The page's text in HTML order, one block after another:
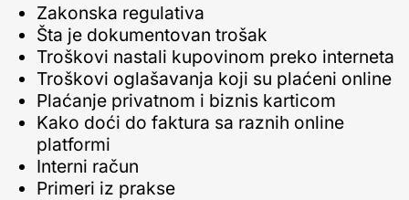
Zakonska regulativa
Šta je dokumentovan trošak
Troškovi nastali kupovinom preko interneta
Troškovi oglašavanja koji su plaćeni online
Plaćanje privatnom i biznis karticom
Kako doći do faktura sa raznih online
platformi
Interni račun
Primeri iz prakse